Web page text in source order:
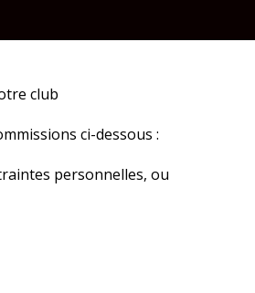
club
ci-dessous :
personnelles, ou